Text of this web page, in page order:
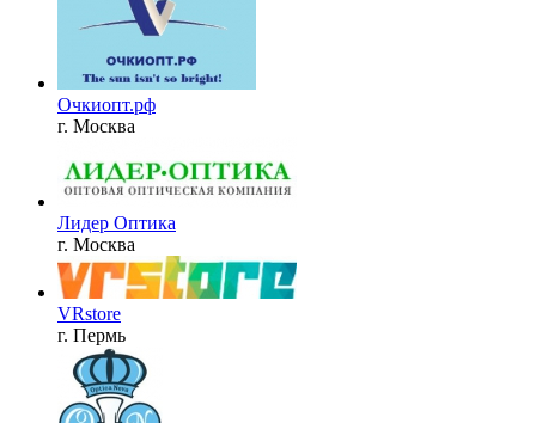
Очкиопт.рф
г. Москва
Лидер Оптика
г. Москва
VRstore
г. Пермь